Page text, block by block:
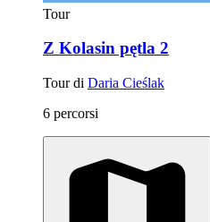
Tour
Z Kolasin pętla 2
Tour di Daria Cieślak
6 percorsi